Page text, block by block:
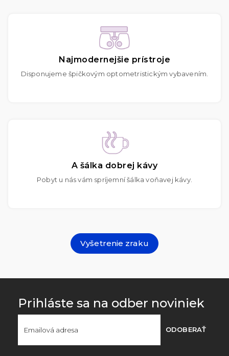
Najmodernejšie prístroje
Disponujeme špičkovým optometristickým vybavením.
A šálka dobrej kávy
Pobyt u nás vám spríjemní šálka voňavej kávy.
Vyšetrenie zraku
Prihláste sa na odber noviniek
ODOBERAŤ